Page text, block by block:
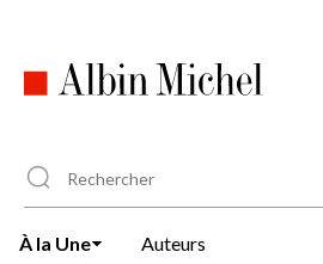
principal
À la Une Auteurs